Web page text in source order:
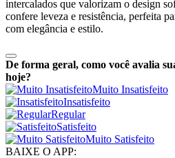
intercalados que valorizam o design
confere leveza e resistência, perfeita
com elegância e estilo.
De forma geral, como você avalia
hoje?
Muito Insatisfeito
Insatisfeito
Regular
Satisfeito
Muito Satisfeito
BAIXE O APP: